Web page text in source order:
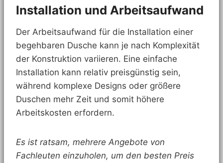
Installation und Arbeitsaufwand
Der Arbeitsaufwand für die Installation einer
begehbaren Dusche kann je nach Komplexität
der Konstruktion variieren. Eine einfache
Installation kann relativ preisgünstig sein,
während komplexe Designs oder größere
Duschen mehr Zeit und somit höhere
Arbeitskosten erfordern.
Es ist ratsam, mehrere Angebote von
Fachleuten einzuholen, um den besten Preis